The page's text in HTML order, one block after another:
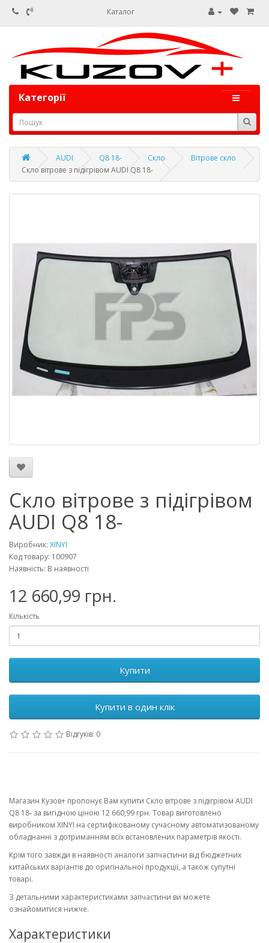
Каталог
Категорії
AUDI Q8 18- Скло
Вітрове скло
Скло вітрове з підігрівом AUDI Q8 18-
Скло вітрове з підігрівом
AUDI Q8 18-
Виробник: XINYI
Код товару: 100907
Наявність: В наявності
12 660,99 грн.
Кількість
Купити
Купити в один клік
Відгуків: 0
Магазин Кузов+ пропонує Вам купити Скло вітрове з підігрівом AUDI
Q8 18- за вигідною ціною 12 660,99 грн. Товар виготовлено
виробником XINYI на сертифікованому сучасному автоматизованому
обладнанні з дотриманням всіх встановлених параметрів якості.
Крім того завжди в наявності аналоги запчастини від бюджетних
китайських варіантів до оригінальної продукції, а також супутні
товарі.
З детальними характеристиками запчастини ви можете
ознайомитися нижче.
Характеристики